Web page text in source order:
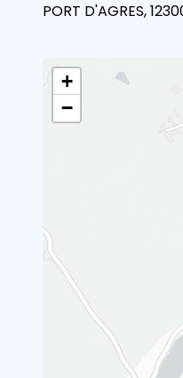
PORT D'AGRES,
+
−